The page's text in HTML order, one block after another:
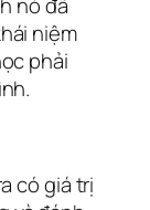
niệm
phải
có giá trị